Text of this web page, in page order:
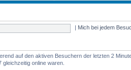
Mich bei jedem
auf den aktiven Besuchern der letzten 2
online waren.